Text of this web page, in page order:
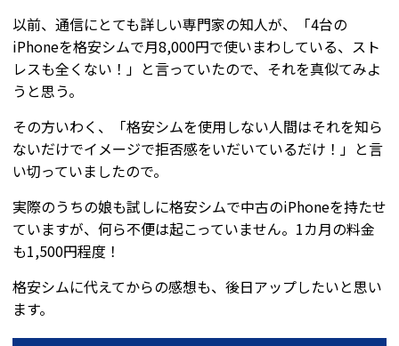
以前、通信にとても詳しい専門家の知人が、「4台の
iPhoneを格安シムで月8,000円で使いまわしている、スト
レスも全くない！」と言っていたので、それを真似てみよ
うと思う。
その方いわく、「格安シムを使用しない人間はそれを知ら
ないだけでイメージで拒否感をいだいているだけ！」と言
い切っていましたので。
実際のうちの娘も試しに格安シムで中古のiPhoneを持たせ
ていますが、何ら不便は起こっていません。1カ月の料金
も1,500円程度！
格安シムに代えてからの感想も、後日アップしたいと思い
ます。